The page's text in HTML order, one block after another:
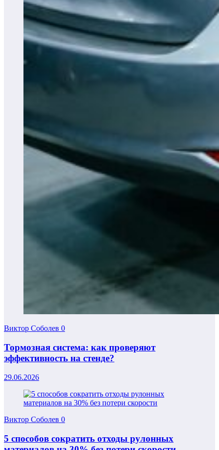
Виктор Соболев 0
Тормозная система: как проверяют
эффективность на стенде?
29.06.2026
Виктор Соболев 0
5 способов сократить отходы рулонных